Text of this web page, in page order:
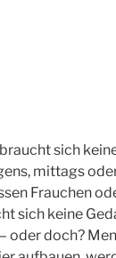
sich
mittags
Frauchen
sich keine
oder doch?